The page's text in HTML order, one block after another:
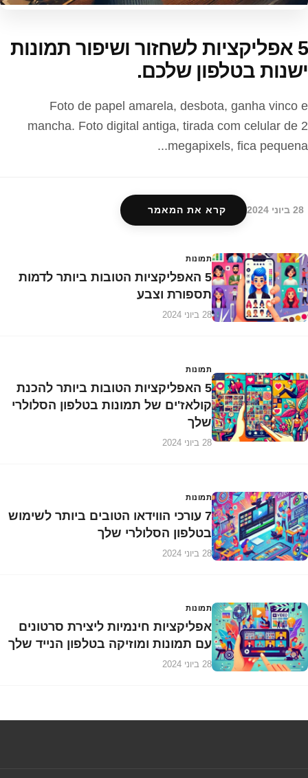
5 אפליקציות לשחזור ושיפור תמונות
ישנות בטלפון שלכם.
Foto de papel amarela, desbota, ganha vinco e
mancha. Foto digital antiga, tirada com celular de 2
megapixels, fica pequena...
28 ביוני 2024 קרא את המאמר
תמונות
5 האפליקציות הטובות ביותר לדמות
תספורת וצבע
28 ביוני 2024
תמונות
5 האפליקציות הטובות ביותר להכנת
קולאז'ים של תמונות בטלפון הסלולרי
שלך
28 ביוני 2024
תמונות
7 עורכי הווידאו הטובים ביותר לשימוש
בטלפון הסלולרי שלך
28 ביוני 2024
תמונות
אפליקציות חינמיות ליצירת סרטונים
עם תמונות ומוזיקה בטלפון הנייד שלך
28 ביוני 2024